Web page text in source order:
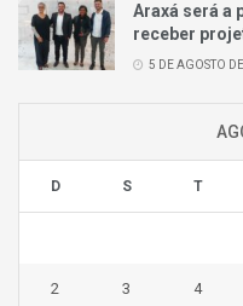
Araxá será a
receber
5 DE AGOSTO
D S T
2 3 4